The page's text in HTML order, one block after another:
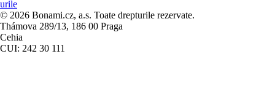
urile
© 2026 Bonami.cz, a.s. Toate drepturile rezervate.
Thámova 289/13, 186 00 Praga
Cehia
CUI: 242 30 111